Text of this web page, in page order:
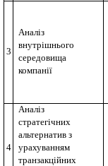
3
Аналіз
внутрішнього
середовища
компанії
4
Аналіз
стратегічних
альтернатив з
урахуванням
транзакційних